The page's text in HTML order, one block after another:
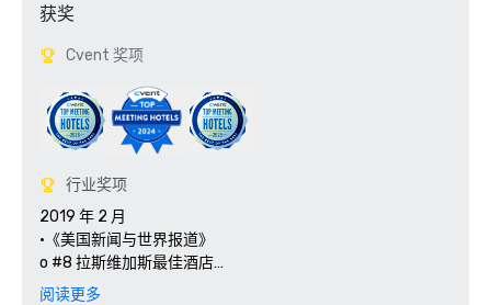
获奖
Cvent 奖项
行业奖项
2019 年 2 月
•《美国新闻与世界报道》
o #8 拉斯维加斯最佳酒店
o #6 最佳拉斯维加斯度假村
阅读更多